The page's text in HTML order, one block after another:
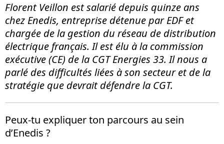
Florent Veillon est salarié depuis quinze ans
chez Enedis, entreprise détenue par EDF et
chargée de la gestion du réseau de distribution
électrique français. Il est élu à la commission
exécutive (CE) de la CGT Energies 33. Il nous a
parlé des difficultés liées à son secteur et de la
stratégie que devrait défendre la CGT.
Peux-tu expliquer ton parcours au sein
d’Enedis ?